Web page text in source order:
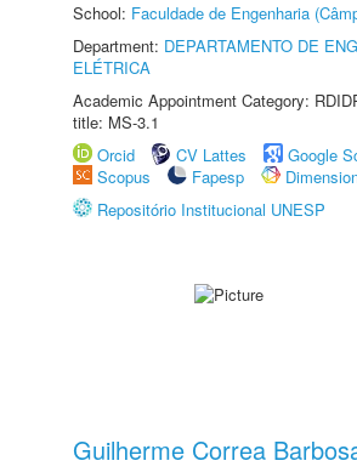
School: Faculdade de Engenharia
Department: DEPARTAMENTO DE
ELÉTRICA
Academic Appointment Category:
title: MS-3.1
Orcid
CV Lattes
Google
Scopus
Fapesp
Repositório Institucional UNESP
Guilherme Correa